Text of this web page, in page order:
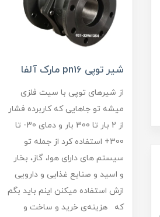
شیر توپی pn16 مارک آلفا
از شیرهای توپی با سیت فلزی
میشه تو جاهایی که کاربرده فشار
از 2 بار تا 300 بار و دمای 30- تا
300+ استفاده کرد از جمله تو
سیستم های دارای هوا، گاز، بخار
و اسید و صنایع غذایی و دارویی
ازش استفاده میکنن اینم باید بگم
که هزینه‌ی خرید و ساخت و